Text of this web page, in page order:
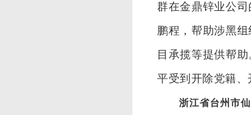
群在金鼎锌业公
鹏程，帮助涉黑
目承揽等提供帮
平受到开除党籍、
浙江省台州市